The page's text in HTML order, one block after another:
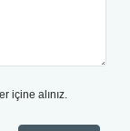
içine alınız.